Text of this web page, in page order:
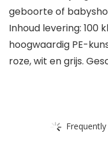
geboorte of
Inhoud levering: 100
hoogwaardig PE-
roze, wit en grijs.